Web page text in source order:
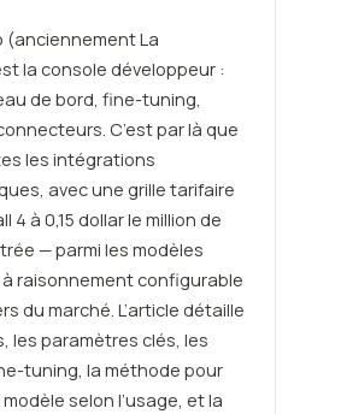
(anciennement La
la console développeur :
de bord, fine-tuning,
C’est par là que
les intégrations
avec une grille tarifaire
4 à 0,15 dollar le million de
— parmi les modèles
raisonnement configurable
du marché. L’article détaille
les paramètres clés, les
tuning, la méthode pour
selon l’usage, et la